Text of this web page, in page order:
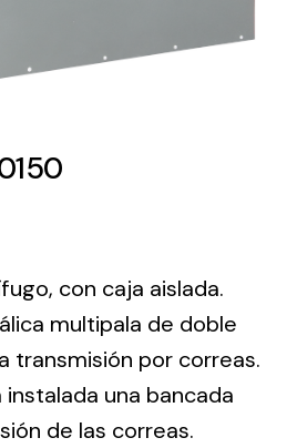
con caja aislada.
multipala de doble
transmisión por correas.
instalada una bancada
de las correas.